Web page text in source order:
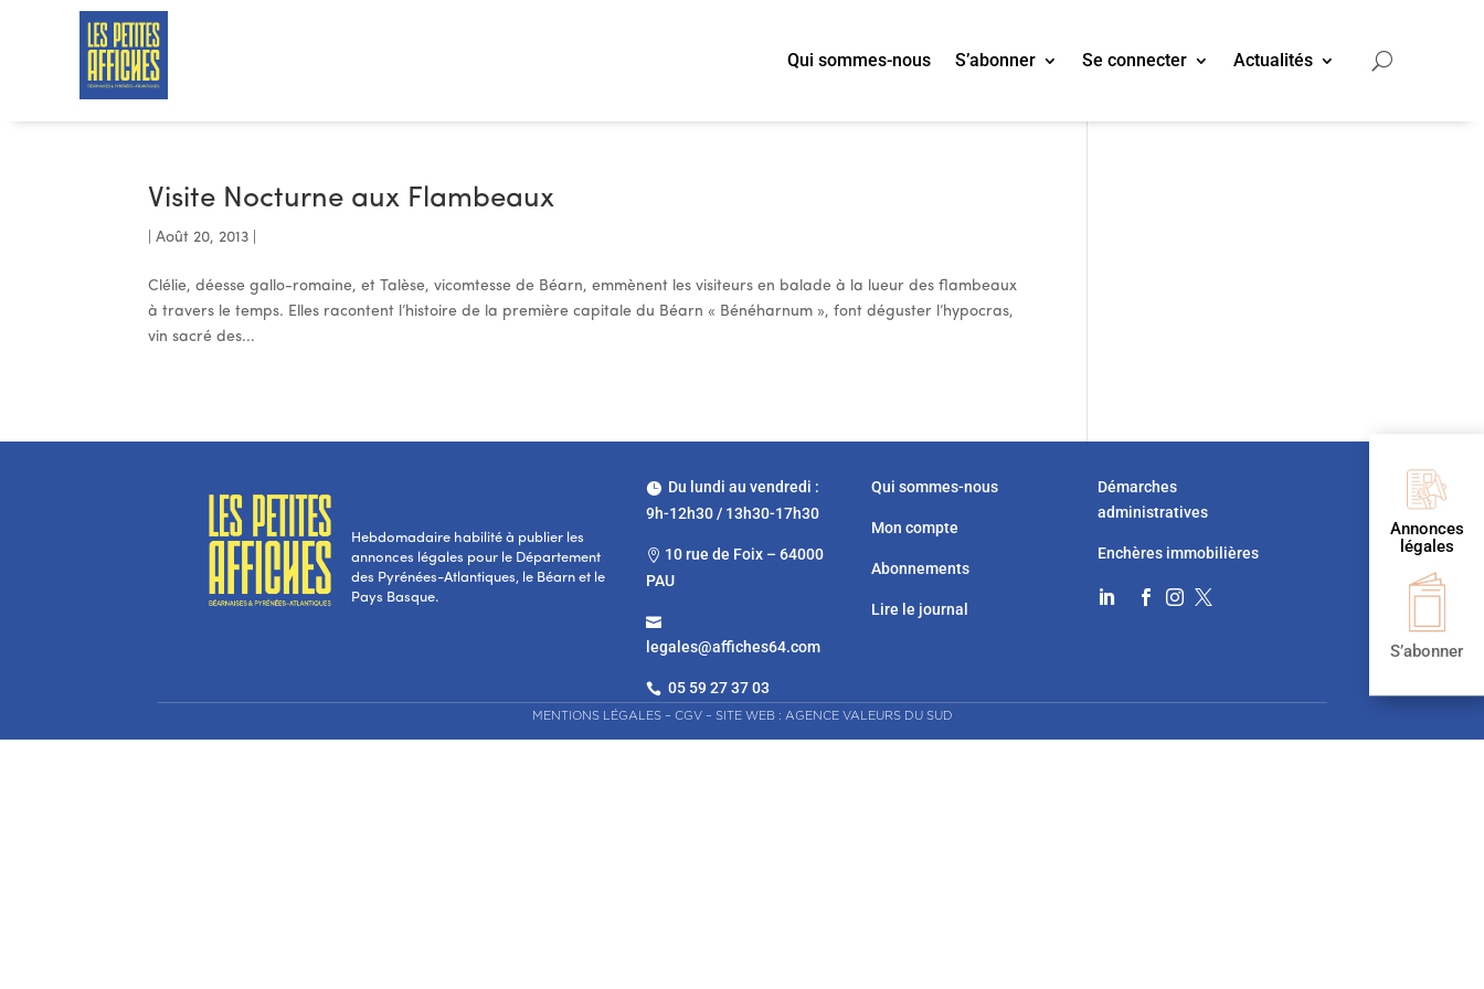
Qui sommes-nous S’abonner Se connecter Actualités
Annonces
légales
S’abonner
Visite Nocturne aux Flambeaux
|Août 20, 2013
Clélie, déesse gallo-romaine, et Talèse, vicomtesse de Béarn, emmènent les visiteurs en balade à la lueur des flambeaux
à travers le temps. Elles racontent l’histoire de la première capitale du Béarn « Bénéharnum », font déguster l’hypocras,
vin sacré des...
Hebdomadaire habilité à publier les
annonces légales pour le Département
des Pyrénées-Atlantiques, le Béarn et le
Pays Basque.
Du lundi au vendredi :
9h-12h30 / 13h30-17h30
 10 rue de Foix – 64000
PAU

legales@affiches64.com
 05 59 27 37 03
Qui sommes-nous
Mon compte
Abonnements
Lire le journal
Démarches
administratives
Enchères immobilières
   
MENTIONS LÉGALES– CGV– SITE WEB : AGENCE VALEURS DU SUD